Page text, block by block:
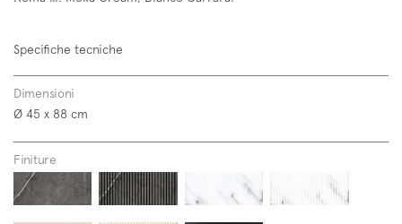
Specifiche tecniche
Dimensioni
Ø 45 x 88 cm
Finiture